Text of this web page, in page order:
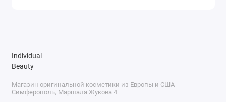
Individual
Beauty
Магазин оригинальной косметики из Европы и США
Симферополь, Маршала Жукова 4